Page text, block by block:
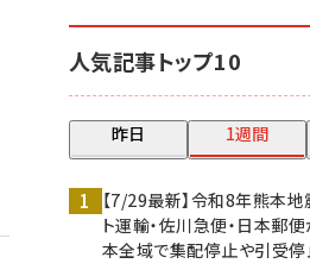
人気記事トップ10
昨日 1週間
【7/29最新】令和8年熊本地
ト運輸・佐川急便・日本郵
本全域で集配停止や引受停